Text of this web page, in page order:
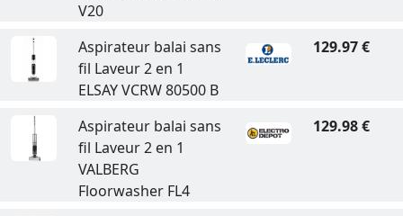
V20
Aspirateur balai sans
fil Laveur 2 en 1
ELSAY VCRW 80500 B
129.97 €
Aspirateur balai sans
fil Laveur 2 en 1
VALBERG
Floorwasher FL4
129.98 €